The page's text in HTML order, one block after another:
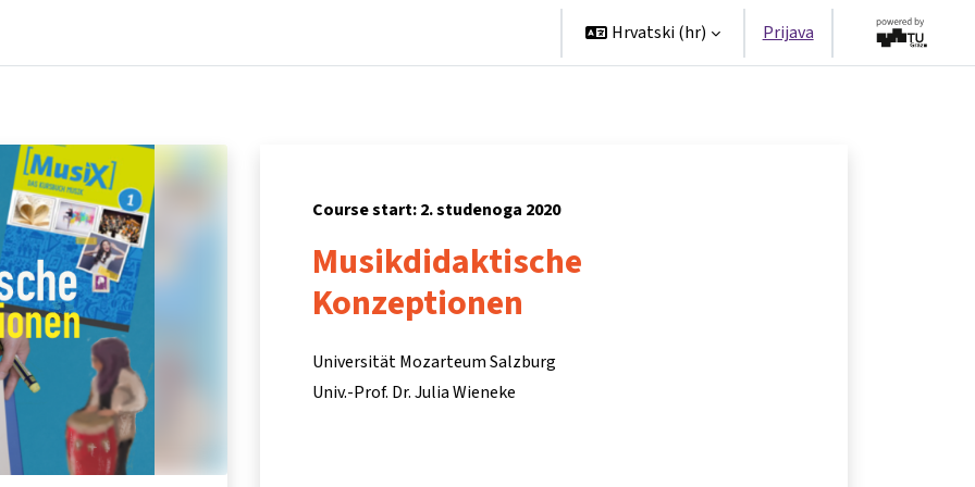
Hrvatski ‎(hr)‎ Prijava
Course start: 2. studenoga 2020
Musikdidaktische
Konzeptionen
Universität Mozarteum Salzburg
Univ.-Prof. Dr. Julia Wieneke